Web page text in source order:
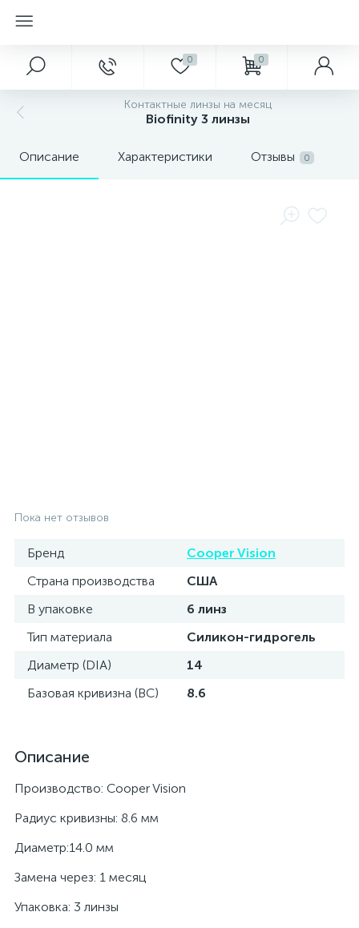
0 0
Контактные линзы на месяц
Biofinity 3 линзы
Описание Характеристики Отзывы 0
Пока нет отзывов
Бренд
Cooper Vision
Страна производства
США
В упаковке
6 линз
Тип материала
Силикон-гидрогель
Диаметр (DIA)
14
Базовая кривизна (BC)
8.6
Описание
Производство: Cooper Vision
Радиус кривизны: 8.6 мм
Диаметр:14.0 мм
Замена через: 1 месяц
Упаковка: 3 линзы